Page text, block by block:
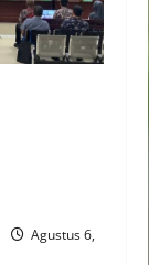
Agustus 6,